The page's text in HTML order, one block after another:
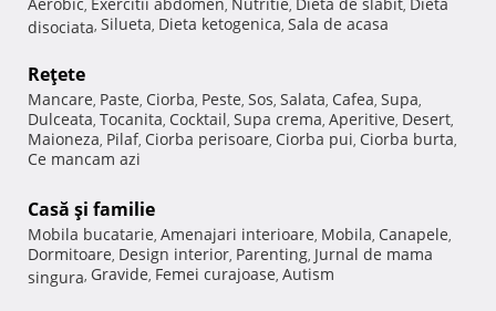
, , , ,
disociata, Silueta, Dieta ketogenica, Sala de acasa
Reţete
Mancare, Paste, Ciorba, Peste, Sos, Salata, Cafea, Supa,
Dulceata, Tocanita, Cocktail, Supa crema, Aperitive, Desert,
Maioneza, Pilaf, Ciorba perisoare, Ciorba pui, Ciorba burta,
Ce mancam azi
Casă şi familie
Mobila bucatarie, Amenajari interioare, Mobila, Canapele,
Dormitoare, Design interior, Parenting, Jurnal de mama
singura, Gravide, Femei curajoase, Autism